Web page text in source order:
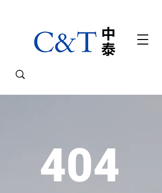
404